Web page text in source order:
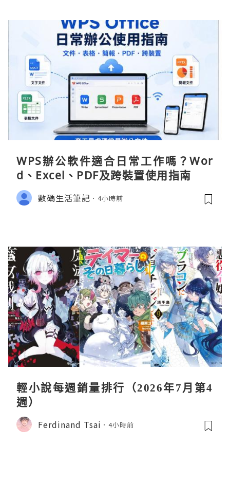
WPS辦公軟件適合日常工作嗎？Wor
d、Excel、PDF及跨裝置使用指南
數碼生活筆記 4小時前
輕小說每週銷量排行（2026年7月第4
週）
Ferdinand Tsai 4小時前